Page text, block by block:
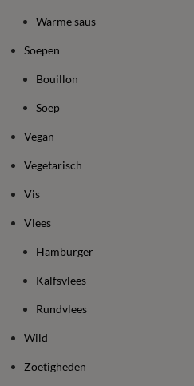
Warme saus
Soepen
Bouillon
Soep
Vegan
Vegetarisch
Vis
Vlees
Hamburger
Kalfsvlees
Rundvlees
Wild
Zoetigheden